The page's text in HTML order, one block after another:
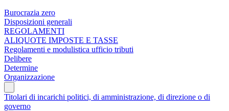
Burocrazia zero
Disposizioni generali
REGOLAMENTI
ALIQUOTE IMPOSTE E TASSE
Regolamenti e modulistica ufficio tributi
Delibere
Determine
Organizzazione
Titolari di incarichi politici, di amministrazione, di direzione o di
governo